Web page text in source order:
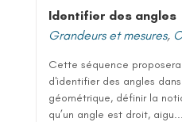
Identifier des angles
Grandeurs et mesures,
Cette séquence
d'identifier des angles
géométrique, définir la
qu’un angle est droit, aigu...